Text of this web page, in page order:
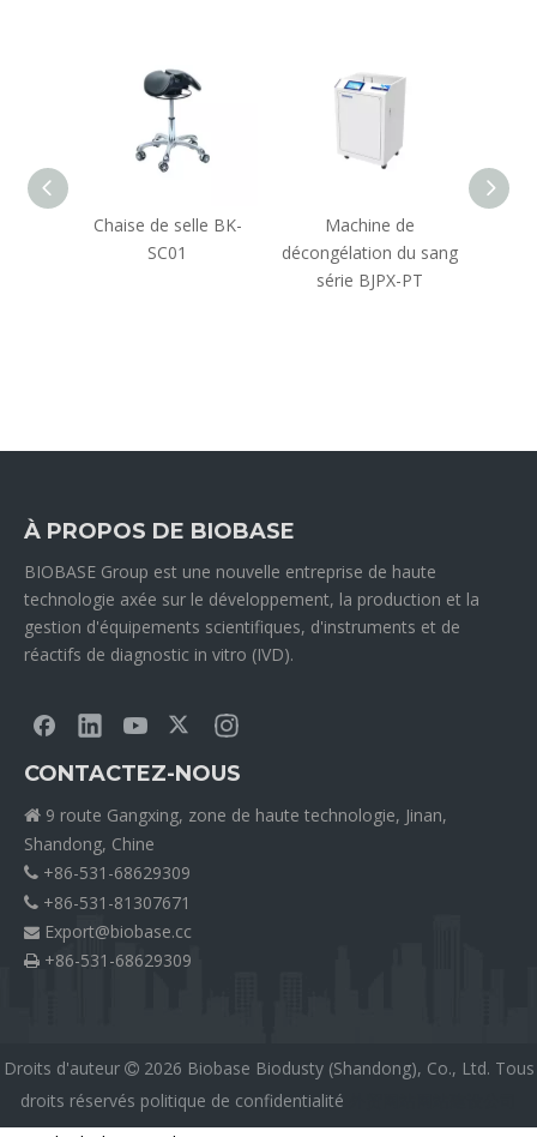
Chaise de selle BK-
SC01
Machine de
décongélation du sang
série BJPX-PT
À PROPOS DE BIOBASE
BIOBASE Group est une nouvelle entreprise de haute
technologie axée sur le développement, la production et la
gestion d'équipements scientifiques, d'instruments et de
réactifs de diagnostic in vitro (IVD).
CONTACTEZ-NOUS
 9 route Gangxing, zone de haute technologie, Jinan,
Shandong, Chine
 +86-531-68629309
 +86-531-81307671
 Export@biobase.cc
 +86-531-68629309
Droits d'auteur  2026 Biobase Biodusty (Shandong), Co., Ltd. Tous
droits réservés politique de confidentialité